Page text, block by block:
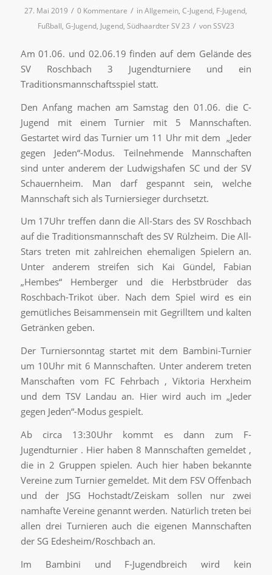
27. Mai 2019 / 0 Kommentare / inAllgemein,C-Jugend, F-Jugend,
Fußball, G-Jugend, Jugend, Südhaardter SV 23 / vonSSV23
Am 01.06. und 02.06.19 finden auf dem Gelände des
SV Roschbach 3 Jugendturniere und ein
Traditionsmannschaftsspiel statt.
Den Anfang machen am Samstag den 01.06. die C-
Jugend mit einem Turnier mit 5 Mannschaften.
Gestartet wird das Turnier um 11 Uhr mit dem „Jeder
gegen Jeden“-Modus. Teilnehmende Mannschaften
sind unter anderem der Ludwigshafen SC und der SV
Schauernheim. Man darf gespannt sein, welche
Mannschaft sich als Turniersieger durchsetzt.
Um 17Uhr treffen dann die All-Stars des SV Roschbach
auf die Traditionsmannschaft des SV Rülzheim. Die All-
Stars treten mit zahlreichen ehemaligen Spielern an.
Unter anderem streifen sich Kai Gündel, Fabian
„Hembes“ Hemberger und die Herbstbrüder das
Roschbach-Trikot über. Nach dem Spiel wird es ein
gemütliches Beisammensein mit Gegrilltem und kalten
Getränken geben.
Der Turniersonntag startet mit dem Bambini-Turnier
um 10Uhr mit 6 Mannschaften. Unter anderem treten
Manschaften vom FC Fehrbach , Viktoria Herxheim
und dem TSV Landau an. Hier wird auch im „Jeder
gegen Jeden“-Modus gespielt.
Ab circa 13:30Uhr kommt es dann zum F-
Jugendturnier . Hier haben 8 Mannschaften gemeldet ,
die in 2 Gruppen spielen. Auch hier haben bekannte
Vereine zum Turnier gemeldet. Mit dem FSV Offenbach
und der JSG Hochstadt/Zeiskam sollen nur zwei
namhafte Vereine genannt werden. Natürlich treten bei
allen drei Turnieren auch die eigenen Mannschaften
der SG Edesheim/Roschbach an.
Im Bambini und F-Jugendbreich wird kein